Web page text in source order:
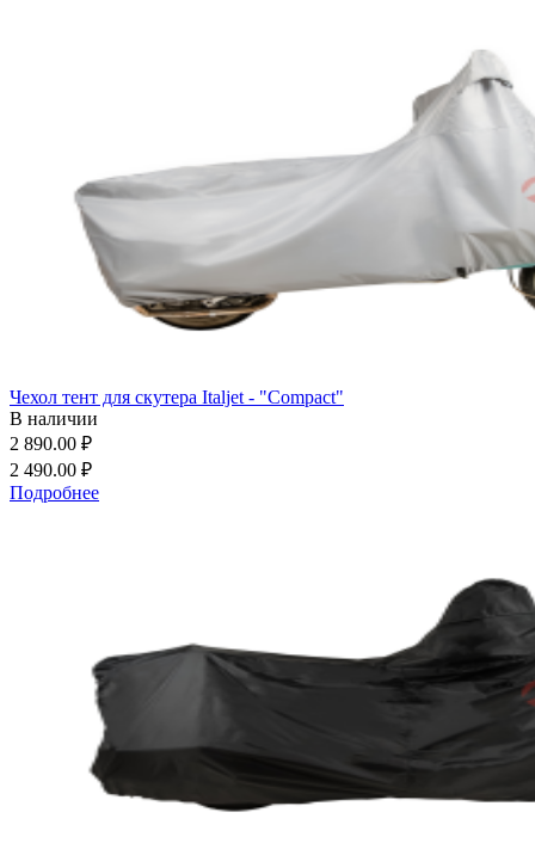
Чехол тент для скутера Italjet - "Compact"
В наличии
2 890.00 ₽
2 490.00 ₽
Подробнее